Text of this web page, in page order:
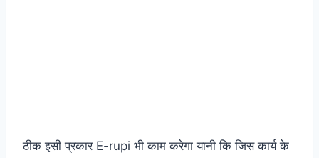
ठीक इसी प्रकार E-rupi भी काम करेगा यानी कि जिस कार्य के